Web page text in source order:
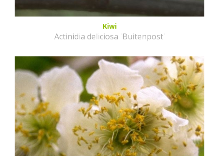
Kiwi
Actinidia deliciosa 'Buitenpost'